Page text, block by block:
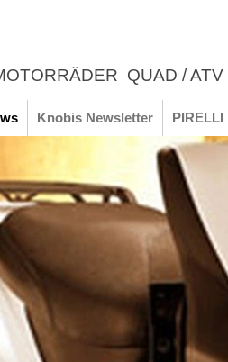
QUAD / ATV
ERLEBNIS
Knobis Newsletter PIRELLI